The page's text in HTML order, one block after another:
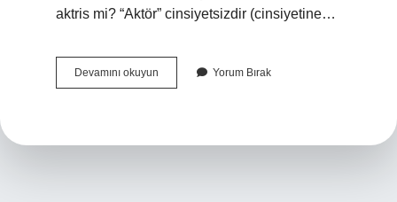
aktris mi? “Aktör” cinsiyetsizdir (cinsiyetine…
Devamını okuyun
Oyuncu
Yorum Bırak